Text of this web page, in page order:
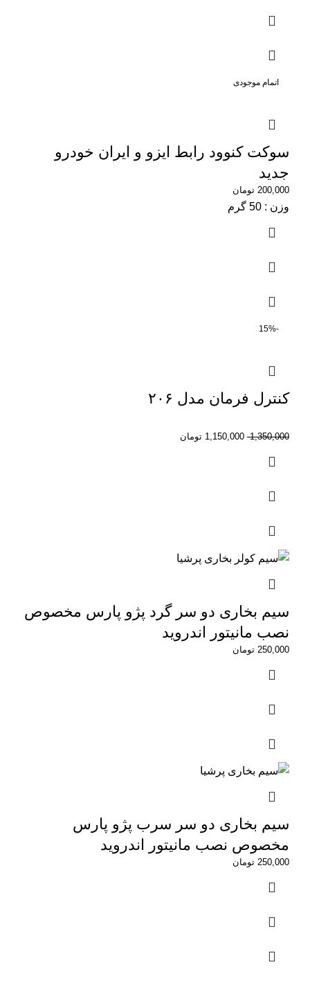
اتمام موجودی
سوکت کنوود رابط ایزو و ایران خودرو
جدید
200,000 تومان
وزن : 50 گرم
-15%
کنترل فرمان مدل ۲۰۶
1,350,000
1,150,000 تومان
سیم بخاری دو سر گرد پژو پارس مخصوص
نصب مانیتور اندروید
250,000 تومان
سیم بخاری دو سر سرب پژو پارس
مخصوص نصب مانیتور اندروید
250,000 تومان